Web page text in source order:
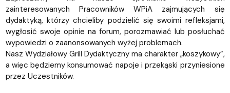
zainteresowanych Pracowników WPiA zajmujących się
dydaktyką, którzy chcieliby podzielić się swoimi refleksjami,
wygłosić swoje opinie na forum, porozmawiać lub posłuchać
wypowiedzi o zaanonsowanych wyżej problemach.
Nasz Wydziałowy Grill Dydaktyczny ma charakter „koszykowy”,
a więc będziemy konsumować napoje i przekąski przyniesione
przez Uczestników.